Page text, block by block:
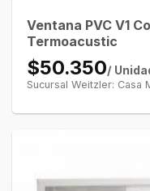
Ventana PVC V1
Termoacustic
$50.350/
Sucursal Weitzler: Casa